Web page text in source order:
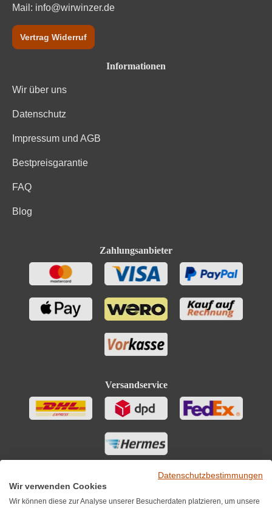
Mail: info@wirwinzer.de
Vertrag Widerruf
Informationen
Wir über uns
Datenschutz
Impressum und AGB
Bestpreisgarantie
FAQ
Blog
Zahlungsanbieter
Versandservice
Datenschutzbestimmungen
Wir verwenden Cookies
Wir können diese zur Analyse unserer Besucherdaten platzieren, um unsere